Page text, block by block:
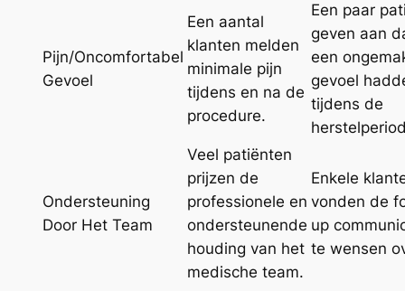
Pijn/Oncomfortabel
Gevoel
Een aantal
klanten melden
minimale pijn
tijdens en na de
procedure.
Een paar
geven aan
een
gevoel
tijdens de
Ondersteuning
Door Het Team
Veel patiënten
prijzen de
professionele en
ondersteunende
houding van het
medische team.
Enkele
vonden de
up
te wensen